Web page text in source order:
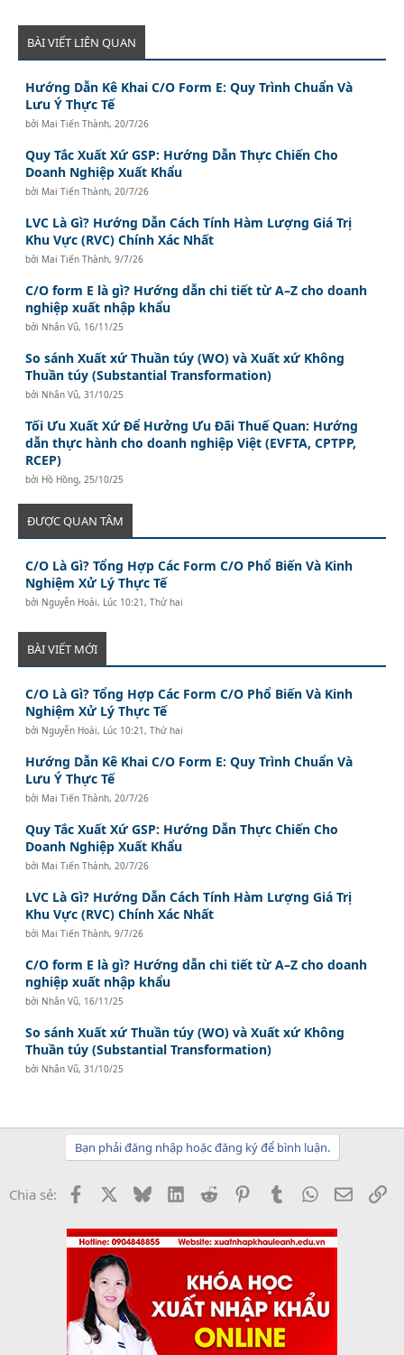
BÀI VIẾT LIÊN QUAN
Hướng Dẫn Kê Khai C/O Form E: Quy Trình Chuẩn Và
Lưu Ý Thực Tế
bởi Mai Tiến Thành, 20/7/26
Quy Tắc Xuất Xứ GSP: Hướng Dẫn Thực Chiến Cho
Doanh Nghiệp Xuất Khẩu
bởi Mai Tiến Thành, 20/7/26
LVC Là Gì? Hướng Dẫn Cách Tính Hàm Lượng Giá Trị
Khu Vực (RVC) Chính Xác Nhất
bởi Mai Tiến Thành,9/7/26
C/O form E là gì? Hướng dẫn chi tiết từ A–Z cho doanh
nghiệp xuất nhập khẩu
bởi Nhân Vũ, 16/11/25
So sánh Xuất xứ Thuần túy (WO) và Xuất xứ Không
Thuần túy (Substantial Transformation)
bởi Nhân Vũ,31/10/25
Tối Ưu Xuất Xứ Để Hưởng Ưu Đãi Thuế Quan: Hướng
dẫn thực hành cho doanh nghiệp Việt (EVFTA, CPTPP,
RCEP)
bởi Hồ Hồng, 25/10/25
ĐƯỢC QUAN TÂM
C/O Là Gì? Tổng Hợp Các Form C/O Phổ Biến Và Kinh
Nghiệm Xử Lý Thực Tế
bởi Nguyễn Hoài, Lúc 10:21, Thứ hai
BÀI VIẾT MỚI
C/O Là Gì? Tổng Hợp Các Form C/O Phổ Biến Và Kinh
Nghiệm Xử Lý Thực Tế
bởi Nguyễn Hoài, Lúc 10:21, Thứ hai
Hướng Dẫn Kê Khai C/O Form E: Quy Trình Chuẩn Và
Lưu Ý Thực Tế
bởi Mai Tiến Thành, 20/7/26
Quy Tắc Xuất Xứ GSP: Hướng Dẫn Thực Chiến Cho
Doanh Nghiệp Xuất Khẩu
bởi Mai Tiến Thành, 20/7/26
LVC Là Gì? Hướng Dẫn Cách Tính Hàm Lượng Giá Trị
Khu Vực (RVC) Chính Xác Nhất
bởi Mai Tiến Thành,9/7/26
C/O form E là gì? Hướng dẫn chi tiết từ A–Z cho doanh
nghiệp xuất nhập khẩu
bởi Nhân Vũ, 16/11/25
So sánh Xuất xứ Thuần túy (WO) và Xuất xứ Không
Thuần túy (Substantial Transformation)
bởi Nhân Vũ,31/10/25
Bạn phải đăng nhập hoặc đăng ký để bình luận.
Chia sẻ: Facebook BlueskyLinkedInReddit PinterestTumblrWhatsApp
Email